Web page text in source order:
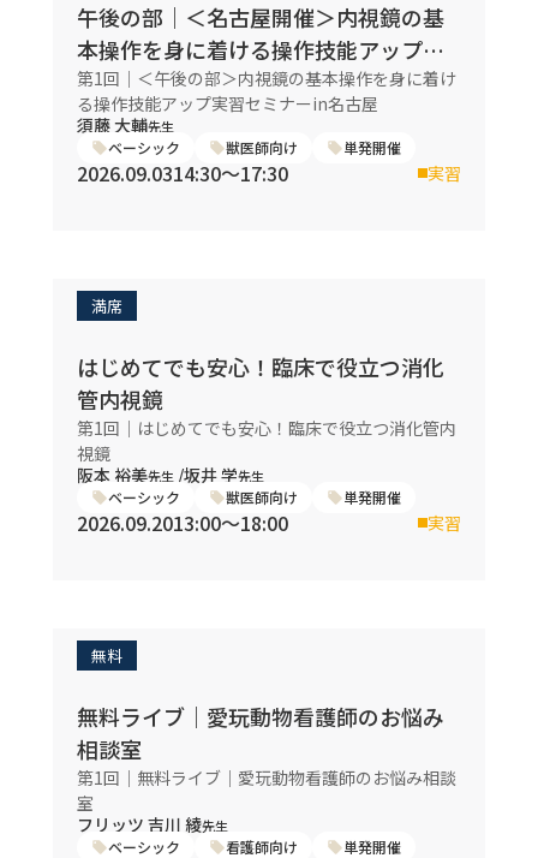
午後の部｜＜名古屋開催＞内視鏡の基
本操作を身に着ける操作技能アップ実
習セミナー
第1回｜＜午後の部＞内視鏡の基本操作を身に着け
る操作技能アップ実習セミナーin名古屋
須藤 大輔先生
ベーシック 獣医師向け 単発開催
2026.09.0314:30〜17:30 実習
満席
はじめてでも安心！臨床で役立つ消化
管内視鏡
第1回｜はじめてでも安心！臨床で役立つ消化管内
視鏡
阪本 裕美先生 /坂井 学先生
ベーシック 獣医師向け 単発開催
2026.09.2013:00〜18:00 実習
無料
無料ライブ｜愛玩動物看護師のお悩み
相談室
第1回｜無料ライブ｜愛玩動物看護師のお悩み相談
室
フリッツ 吉川 綾先生
ベーシック 看護師向け
単発開催